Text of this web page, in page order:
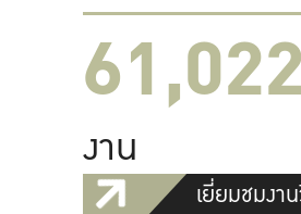
61,022
งาน
เยี่ยมชมงา